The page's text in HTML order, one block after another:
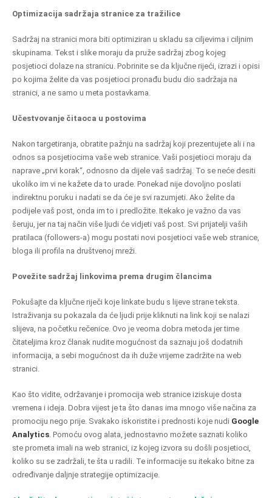
Optimizacija sadržaja stranice za tražilice
Sadržaj na stranici mora biti optimiziran u skladu sa ciljevima i ciljnim
skupinama. Tekst i slike moraju da pruže sadržaj zbog kojeg
posjetioci dolaze na stranicu. Pobrinite se da ključne rijeći, izrazi i opisi
po kojima želite da vas posjetioci pronađu budu dio sadržaja na
stranici, a ne samo u meta postavkama.
Učestvovanje čitaoca u postovima
Nakon targetiranja, obratite pažnju na sadržaj koji prezentujete ali i na
odnos sa posjetiocima vaše web stranice. Vaši posjetioci moraju da
naprave „prvi korak“, odnosno da dijele vaš sadržaj. To se neće desiti
ukoliko im vi ne kažete da to urade. Ponekad nije dovoljno poslati
indirektnu poruku i nadati se da će je svi razumjeti. Ako želite da
podijele vaš post, onda im to i predložite. Itekako je važno da vas
šeruju, jer na taj način više ljudi će vidjeti vaš post. Svi prijatelji vaših
pratilaca (followers-a) mogu postati novi posjetioci vaše web stranice,
bloga ili profila na društvenoj mreži.
Povežite sadržaj linkovima prema drugim člancima
Pokušajte da ključne riječi koje linkate budu s lijeve strane teksta.
Istraživanja su pokazala da će ljudi prije kliknuti na link koji se nalazi
slijeva, na početku rečenice. Ovo je veoma dobra metoda jer time
čitateljima kroz članak nudite mogućnost da saznaju još dodatnih
informacija, a sebi mogućnost da ih duže vrijeme zadržite na web
stranici.
Kao što vidite, održavanje i promocija web stranice iziskuje dosta
vremena i ideja. Dobra vijest je ta što danas ima mnogo više načina za
promociju nego prije. Svakako iskoristite i prednosti koje nudi Google
Analytics. Pomoću ovog alata, jednostavno možete saznati koliko
ste prometa imali na web stranici, iz kojeg izvora su došli posjetioci,
koliko su se zadržali, te šta u radili. Te informacije su itekako bitne za
određivanje daljnje strategije optimizacije.